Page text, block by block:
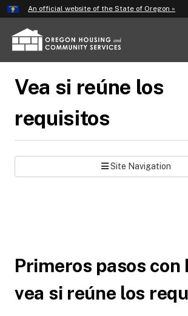
Skip
to
main
An official website of the State of Oregon »
Vea si reúne los
requisitos
Site Navigation
Primeros pasos con
vea si reúne los
Hidden Submit